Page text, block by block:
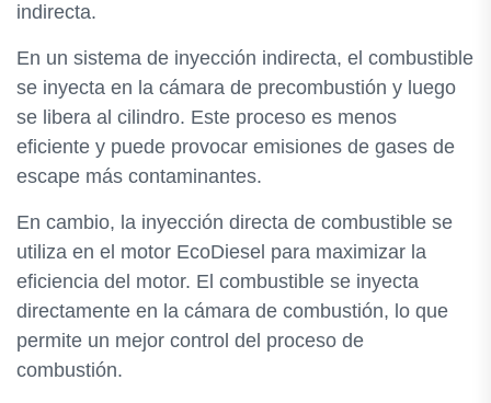
indirecta.
En un sistema de inyección indirecta, el combustible
se inyecta en la cámara de precombustión y luego
se libera al cilindro. Este proceso es menos
eficiente y puede provocar emisiones de gases de
escape más contaminantes.
En cambio, la inyección directa de combustible se
utiliza en el motor EcoDiesel para maximizar la
eficiencia del motor. El combustible se inyecta
directamente en la cámara de combustión, lo que
permite un mejor control del proceso de
combustión.